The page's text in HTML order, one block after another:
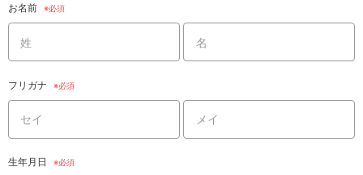
お名前
フリガナ
生年月日